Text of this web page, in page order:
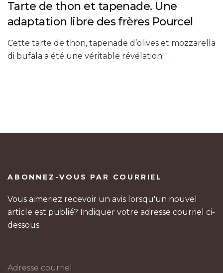
Tarte de thon et tapenade. Une
adaptation libre des frères Pourcel
Cette tarte de thon, tapenade d’olives et mozzarella
di bufala a été une véritable révélation …
ABONNEZ-VOUS PAR COURRIEL
Vous aimeriez recevoir un avis lorsqu'un nouvel
article est publié? Indiquer votre adresse courriel ci-
dessous.
Adresse courriel